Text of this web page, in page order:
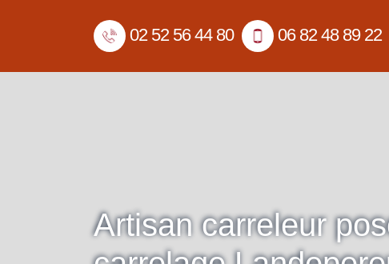
02 52 56 44 80 06 82 48 89 22
Artisan carreleur